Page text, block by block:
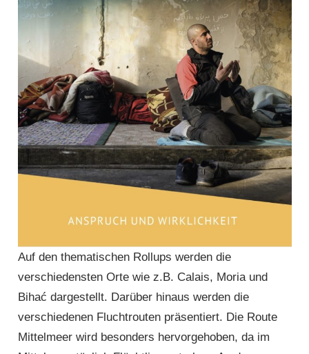
Auf den thematischen Rollups werden die
verschiedensten Orte wie z.B. Calais, Moria und
Bihać dargestellt. Darüber hinaus werden die
verschiedenen Fluchtrouten präsen­tiert. Die Route
Mittel­meer wird besonders hervor­gehoben, da im